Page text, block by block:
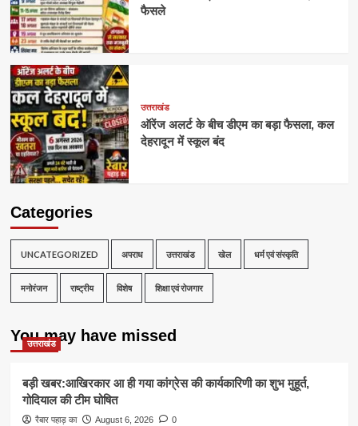
फैसले
उत्तराखंड
ऑरेंज अलर्ट के बीच डीएम का बड़ा फैसला, कल
देहरादून में स्कूल बंद
Categories
UNCATEGORIZED अपराध उत्तराखंड खेल धर्म एवं संस्कृति
मनोरंजन राष्ट्रीय विशेष शिक्षा एवं रोजगार
You may have missed
उत्तराखंड
बड़ी खबर:आखिरकार आ ही गया कांग्रेस की कार्यकारिणी का शुभ मुहूर्त,
गोदियाल की टीम घोषित
रैबार पहाड़ का August 6, 2026 0